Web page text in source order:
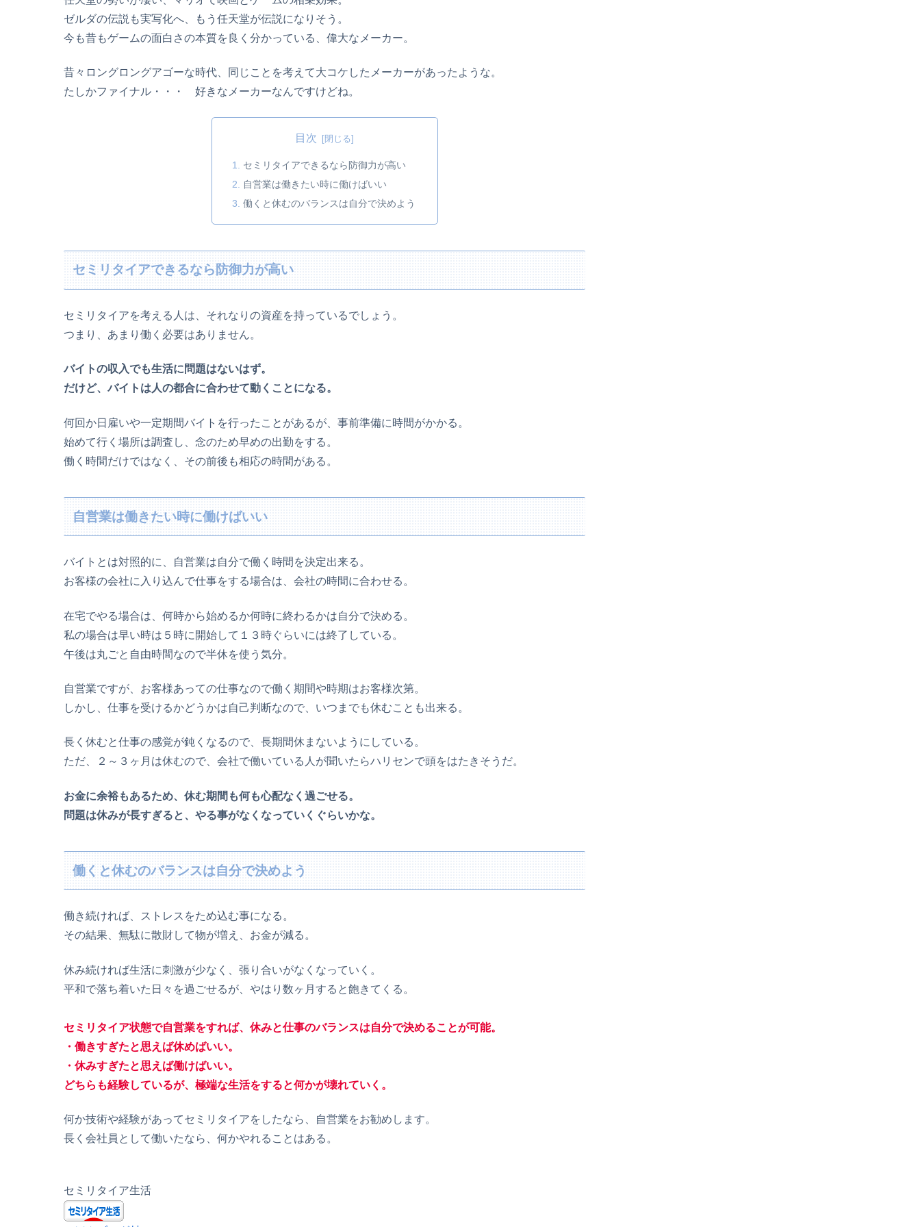
ゼルダの伝説も実写化へ、もう任天堂が伝説になりそう。
今も昔もゲームの面白さの本質を良く分かっている、偉大なメーカー。
昔々ロングロングアゴーな時代、同じことを考えて大コケしたメーカーがあったような。
たしかファイナル・・・ 好きなメーカーなんですけどね。
目次
セミリタイアできるなら防御力が高い
自営業は働きたい時に働けばいい
働くと休むのバランスは自分で決めよう
セミリタイアできるなら防御力が高い
セミリタイアを考える人は、それなりの資産を持っているでしょう。
つまり、あまり働く必要はありません。
バイトの収入でも生活に問題はないはず。
だけど、バイトは人の都合に合わせて動くことになる。
何回か日雇いや一定期間バイトを行ったことがあるが、事前準備に時間がかかる。
始めて行く場所は調査し、念のため早めの出勤をする。
働く時間だけではなく、その前後も相応の時間がある。
自営業は働きたい時に働けばいい
バイトとは対照的に、自営業は自分で働く時間を決定出来る。
お客様の会社に入り込んで仕事をする場合は、会社の時間に合わせる。
在宅でやる場合は、何時から始めるか何時に終わるかは自分で決める。
私の場合は早い時は５時に開始して１３時ぐらいには終了している。
午後は丸ごと自由時間なので半休を使う気分。
自営業ですが、お客様あっての仕事なので働く期間や時期はお客様次第。
しかし、仕事を受けるかどうかは自己判断なので、いつまでも休むことも出来る。
長く休むと仕事の感覚が鈍くなるので、長期間休まないようにしている。
ただ、２～３ヶ月は休むので、会社で働いている人が聞いたらハリセンで頭をはたきそうだ。
お金に余裕もあるため、休む期間も何も心配なく過ごせる。
問題は休みが長すぎると、やる事がなくなっていくぐらいかな。
働くと休むのバランスは自分で決めよう
働き続ければ、ストレスをため込む事になる。
その結果、無駄に散財して物が増え、お金が減る。
休み続ければ生活に刺激が少なく、張り合いがなくなっていく。
平和で落ち着いた日々を過ごせるが、やはり数ヶ月すると飽きてくる。
セミリタイア状態で自営業をすれば、休みと仕事のバランスは自分で決めることが可能。
・働きすぎたと思えば休めばいい。
・休みすぎたと思えば働けばいい。
どちらも経験しているが、極端な生活をすると何かが壊れていく。
何か技術や経験があってセミリタイアをしたなら、自営業をお勧めします。
長く会社員として働いたなら、何かやれることはある。
セミリタイア生活